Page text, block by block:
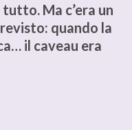
Ma c’era un
quando la
il caveau era